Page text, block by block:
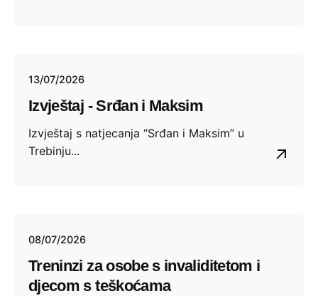
13/07/2026
Izvještaj - Srđan i Maksim
Izvještaj s natjecanja “Srđan i Maksim” u
Trebinju...
08/07/2026
Treninzi za osobe s invaliditetom i
djecom s teškoćama